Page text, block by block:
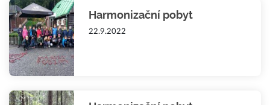
Harmonizační pobyt
22.9.2022